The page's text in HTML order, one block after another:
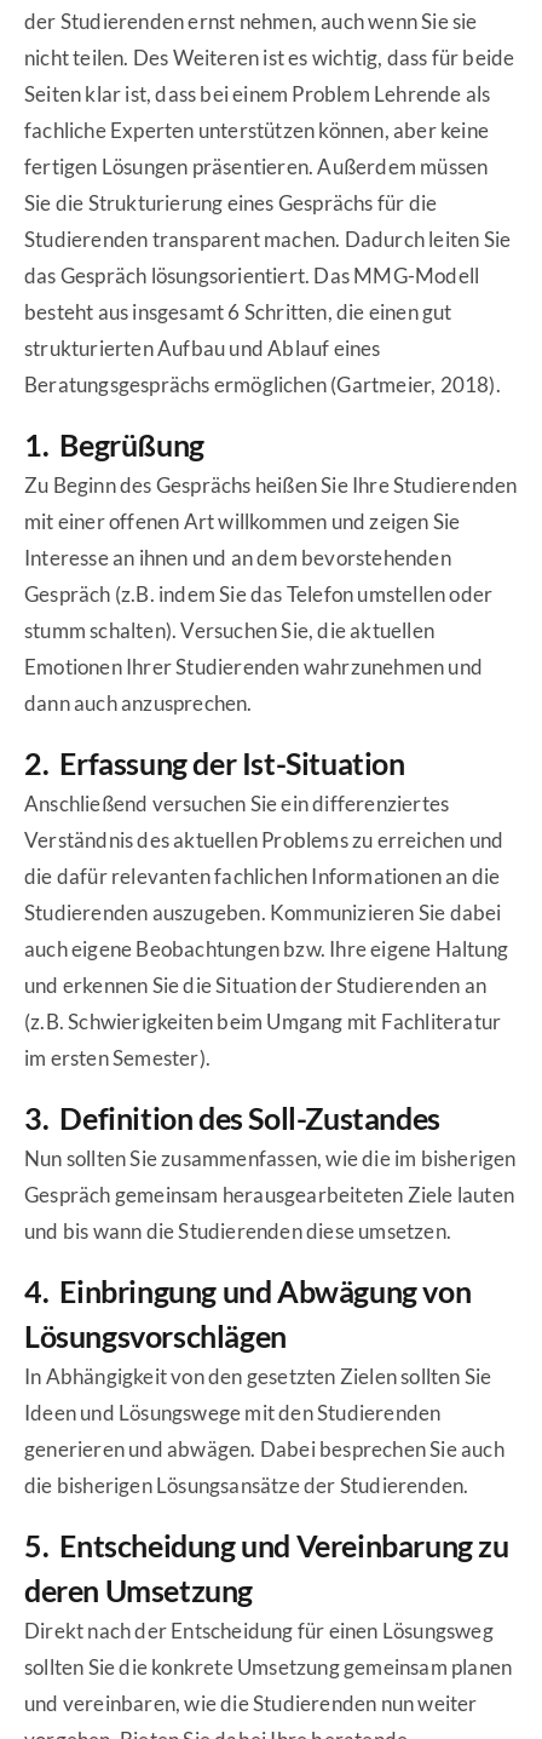
der Studierenden ernst nehmen, auch wenn Sie sie
nicht teilen. Des Weiteren ist es wichtig, dass für beide
Seiten klar ist, dass bei einem Problem Lehrende als
fachliche Experten unterstützen können, aber keine
fertigen Lösungen präsentieren. Außerdem müssen
Sie die Strukturierung eines Gesprächs für die
Studierenden transparent machen. Dadurch leiten Sie
das Gespräch lösungsorientiert. Das MMG-Modell
besteht aus insgesamt 6 Schritten, die einen gut
strukturierten Aufbau und Ablauf eines
Beratungsgesprächs ermöglichen (Gartmeier, 2018).
1. Begrüßung
Zu Beginn des Gesprächs heißen Sie Ihre Studierenden
mit einer offenen Art willkommen und zeigen Sie
Interesse an ihnen und an dem bevorstehenden
Gespräch (z.B. indem Sie das Telefon umstellen oder
stumm schalten). Versuchen Sie, die aktuellen
Emotionen Ihrer Studierenden wahrzunehmen und
dann auch anzusprechen.
2. Erfassung der Ist-Situation
Anschließend versuchen Sie ein differenziertes
Verständnis des aktuellen Problems zu erreichen und
die dafür relevanten fachlichen Informationen an die
Studierenden auszugeben. Kommunizieren Sie dabei
auch eigene Beobachtungen bzw. Ihre eigene Haltung
und erkennen Sie die Situation der Studierenden an
(z.B. Schwierigkeiten beim Umgang mit Fachliteratur
im ersten Semester).
3. Definition des Soll-Zustandes
Nun sollten Sie zusammenfassen, wie die im bisherigen
Gespräch gemeinsam herausgearbeiteten Ziele lauten
und bis wann die Studierenden diese umsetzen.
4. Einbringung und Abwägung von
Lösungsvorschlägen
In Abhängigkeit von den gesetzten Zielen sollten Sie
Ideen und Lösungswege mit den Studierenden
generieren und abwägen. Dabei besprechen Sie auch
die bisherigen Lösungsansätze der Studierenden.
5. Entscheidung und Vereinbarung zu
deren Umsetzung
Direkt nach der Entscheidung für einen Lösungsweg
sollten Sie die konkrete Umsetzung gemeinsam planen
und vereinbaren, wie die Studierenden nun weiter